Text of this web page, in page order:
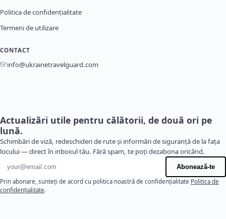
Politica de confidențialitate
Termeni de utilizare
CONTACT
info@ukrainetravelguard.com
Actualizări utile pentru călătorii, de două ori pe
lună.
Schimbări de viză, redeschideri de rute și informări de siguranță de la fața
locului — direct în inboxul tău. Fără spam, te poți dezabona oricând.
Adresă de e-mail
Abonează-te
Prin abonare, sunteți de acord cu politica noastră de confidențialitate Politica de
confidențialitate.